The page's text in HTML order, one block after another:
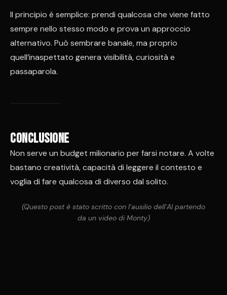
Il principio è semplice: prendi qualcosa che viene fatto
sempre nello stesso modo e prova un approccio
alternativo. Può sembrare banale, ma proprio
quell’inaspettato genera visibilità, curiosità e
passaparola.
Conclusione
Non serve un budget milionario per farsi notare. A volte
bastano creatività, capacità di leggere il contesto e
voglia di fare qualcosa di diverso dal solito.
(Questo post è stato scritto con l’ausilio dell’AI partendo
da un video di Monty)